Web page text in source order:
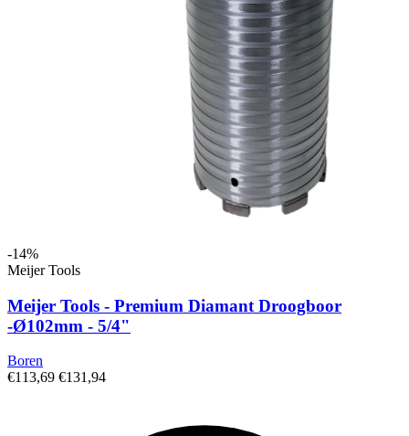
-14%
Meijer Tools
Meijer Tools - Premium Diamant Droogboor
-Ø102mm - 5/4"
Boren
€113,69 €131,94